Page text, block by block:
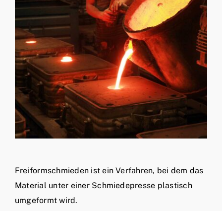
Freiformschmieden ist ein Verfahren, bei dem das
Material unter einer Schmiedepresse plastisch
umgeformt wird.